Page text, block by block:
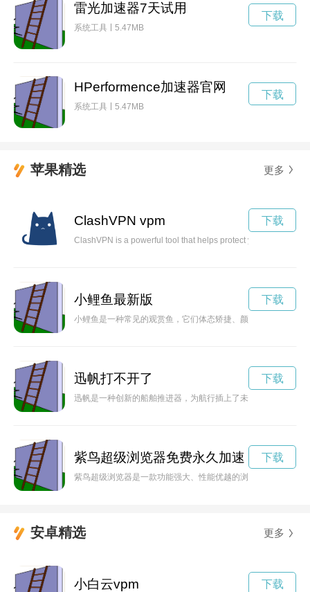
雷光加速器7天试用
系统工具 5.47MB
下载
HPerformence加速器官网
系统工具 5.47MB
下载
苹果精选 更多
ClashVPN vpm
ClashVPN is a powerful tool that helps protect your online
下载
小鲤鱼最新版
小鲤鱼是一种常见的观赏鱼，它们体态矫捷、颜色多样，深受水
下载
迅帆打不开了
迅帆是一种创新的船舶推进器，为航行插上了未来的翅膀。它
下载
紫鸟超级浏览器免费永久加速
紫鸟超级浏览器是一款功能强大、性能优越的浏览器，拥有快
下载
安卓精选 更多
小白云vpm 下载